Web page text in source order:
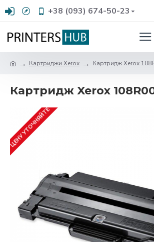
+38 (093) 674-50-23
Картриджи Xerox Картридж Xerox
Картридж Xerox
ЦЕНУ УТОЧНЯЙТЕ